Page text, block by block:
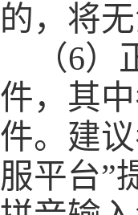
的，将
（6）
件，其
件。建
服平台”